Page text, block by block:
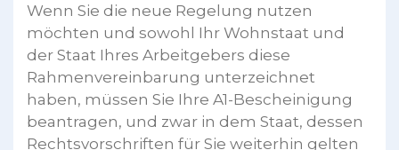
Wenn Sie die neue Regelung nutzen
möchten und sowohl Ihr Wohnstaat und
der Staat Ihres Arbeitgebers diese
Rahmenvereinbarung unterzeichnet
haben, müssen Sie Ihre A1-Bescheinigung
beantragen, und zwar in dem Staat, dessen
Rechtsvorschriften für Sie weiterhin gelten